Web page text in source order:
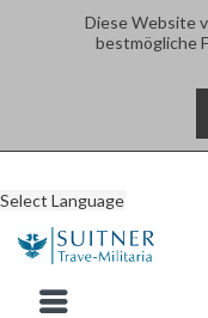
Diese Website
bestmögliche
Select Language